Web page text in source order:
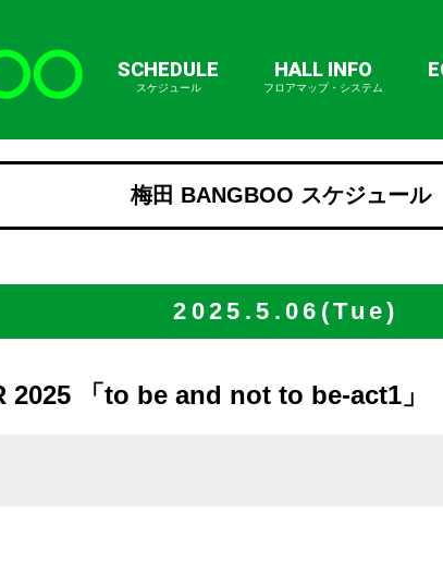
SCHEDULE
スケジュール
HALL INFO
フロアマップ・システム
梅田 BANGBOO スケジュール
2025.5.06(Tue)
2025 「to be and not to be-act1」